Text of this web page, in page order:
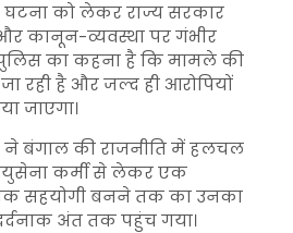
को लेकर राज्य सरकार
कानून-व्यवस्था पर गंभीर
पुलिस का कहना है कि मामले की
रही है और जल्द ही आरोपियों
जाएगा।
ने बंगाल की राजनीति में हलचल
कर्मी से लेकर एक
सहयोगी बनने तक का उनका
अंत तक पहुंच गया।